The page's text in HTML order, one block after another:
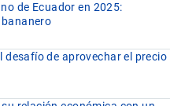
de Ecuador en 2025:
desafío de aprovechar el precio